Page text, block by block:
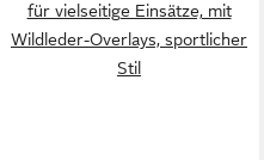
für vielseitige Einsätze, mit
Wildleder-Overlays, sportlicher
Stil